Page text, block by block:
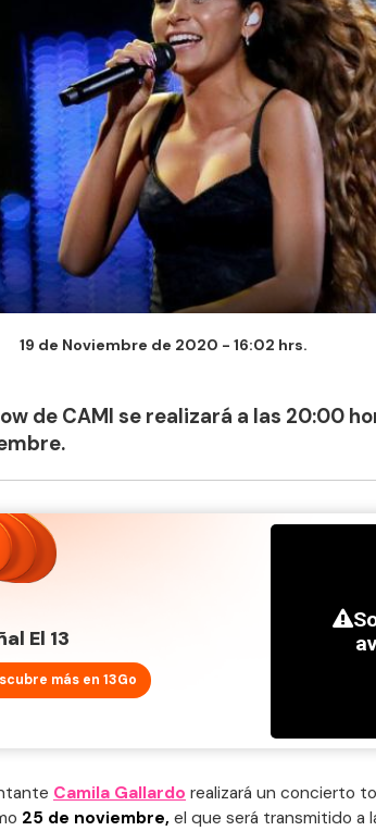
19 de Noviembre de 2020 - 16:02 hrs.
de CAMI se realizará a las 20:00
El 13
más en 13Go
Camila Gallardo realizará un concierto
25 de noviembre, el que será transmitido a